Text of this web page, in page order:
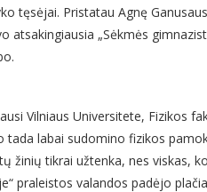
tęsėjai. Pristatau Agnę
atsakingiausia „Sėkmės
Vilniaus Universitete, Fizikos
labai sudomino fizikos
žinių tikrai užtenka, nes viskas,
praleistos valandos padėjo